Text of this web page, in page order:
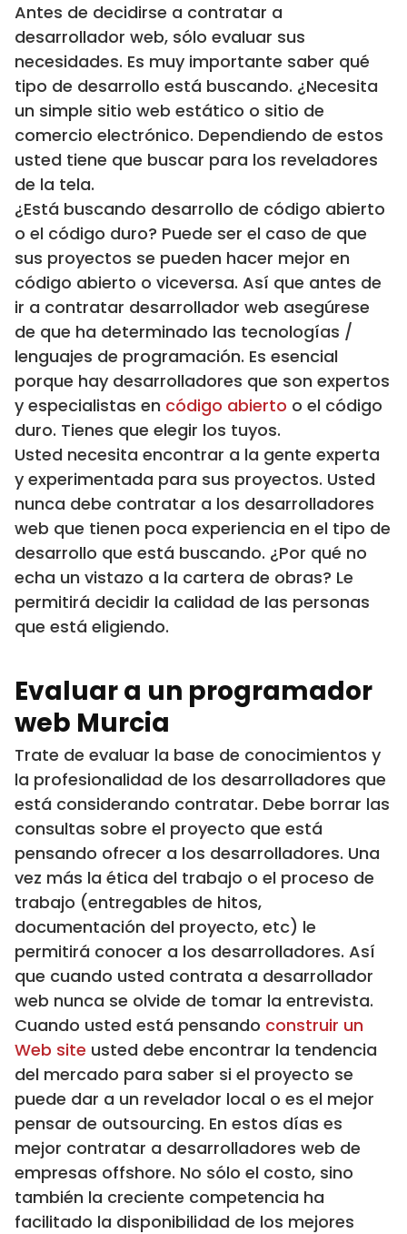
Antes de decidirse a contratar a
desarrollador web, sólo evaluar sus
necesidades. Es muy importante saber qué
tipo de desarrollo está buscando. ¿Necesita
un simple sitio web estático o sitio de
comercio electrónico. Dependiendo de estos
usted tiene que buscar para los reveladores
de la tela.
¿Está buscando desarrollo de código abierto
o el código duro? Puede ser el caso de que
sus proyectos se pueden hacer mejor en
código abierto o viceversa. Así que antes de
ir a contratar desarrollador web asegúrese
de que ha determinado las tecnologías /
lenguajes de programación. Es esencial
porque hay desarrolladores que son expertos
y especialistas en código abierto o el código
duro. Tienes que elegir los tuyos.
Usted necesita encontrar a la gente experta
y experimentada para sus proyectos. Usted
nunca debe contratar a los desarrolladores
web que tienen poca experiencia en el tipo de
desarrollo que está buscando. ¿Por qué no
echa un vistazo a la cartera de obras? Le
permitirá decidir la calidad de las personas
que está eligiendo.
Evaluar a un programador
web Murcia
Trate de evaluar la base de conocimientos y
la profesionalidad de los desarrolladores que
está considerando contratar. Debe borrar las
consultas sobre el proyecto que está
pensando ofrecer a los desarrolladores. Una
vez más la ética del trabajo o el proceso de
trabajo (entregables de hitos,
documentación del proyecto, etc) le
permitirá conocer a los desarrolladores. Así
que cuando usted contrata a desarrollador
web nunca se olvide de tomar la entrevista.
Cuando usted está pensando construir un
Web site usted debe encontrar la tendencia
del mercado para saber si el proyecto se
puede dar a un revelador local o es el mejor
pensar de outsourcing. En estos días es
mejor contratar a desarrolladores web de
empresas offshore. No sólo el costo, sino
también la creciente competencia ha
facilitado la disponibilidad de los mejores